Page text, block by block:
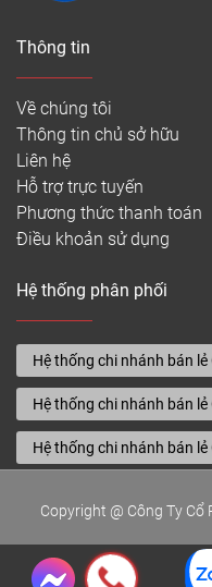
Thông tin
Về chúng tôi
Thông tin chủ sở hữu
Liên hệ
Hỗ trợ trực tuyến
Phương thức thanh toán
Điều khoản sử dụng
Hệ thống phân phối
Hệ thống chi nhánh bán
Hệ thống chi nhánh bán
Hệ thống chi nhánh bán
Copyright @ Công Ty Cổ